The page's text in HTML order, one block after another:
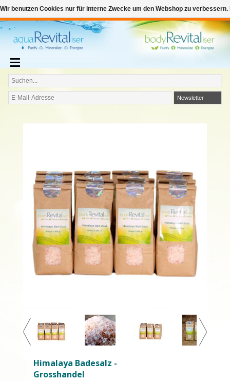
€0,00
Deutsch
€
Newsletter
Himalaya Badesalz -
Grosshandel
Zum Warenkorb hinzufügen
Wir benutzen Cookies nur für interne Zwecke um den Webshop zu